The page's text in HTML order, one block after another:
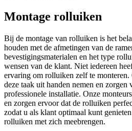
Montage rolluiken
Bij de montage van rolluiken is het
houden met de afmetingen van de
bevestigingsmaterialen en het type
wensen van de klant. Niet iedereen
ervaring om rolluiken zelf te
deze taak uit handen nemen en zorgen
professionele installatie. Onze
en zorgen ervoor dat de rolluiken
zodat u als klant optimaal kunt
rolluiken met zich meebrengen.